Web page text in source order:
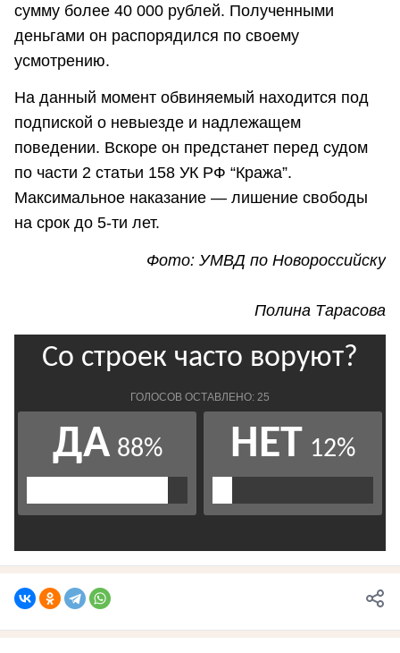
сумму более 40 000 рублей. Полученными
деньгами он распорядился по своему
усмотрению.
На данный момент обвиняемый находится под
подпиской о невыезде и надлежащем
поведении. Вскоре он предстанет перед судом
по части 2 статьи 158 УК РФ “Кража”.
Максимальное наказание — лишение свободы
на срок до 5-ти лет.
Фото: УМВД по Новороссийску
Полина Тарасова